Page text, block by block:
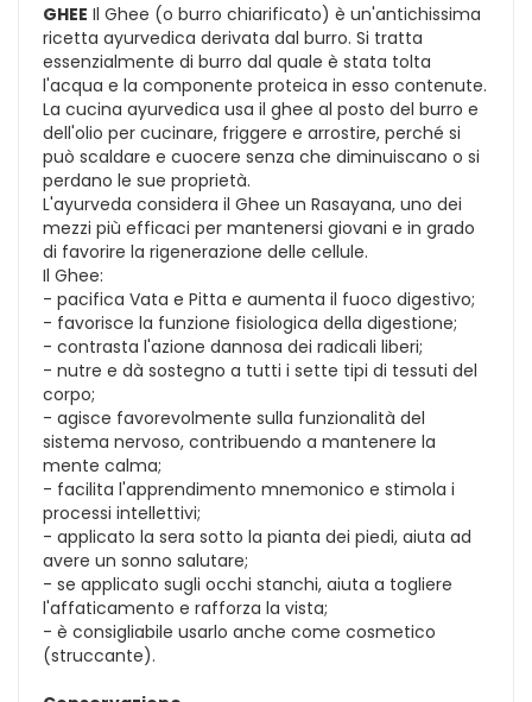
GHEE Il Ghee (o burro chiarificato) è un'antichissima
ricetta ayurvedica derivata dal burro. Si tratta
essenzialmente di burro dal quale è stata tolta
l'acqua e la componente proteica in esso contenute.
La cucina ayurvedica usa il ghee al posto del burro e
dell'olio per cucinare, friggere e arrostire, perché si
può scaldare e cuocere senza che diminuiscano o si
perdano le sue proprietà.
L'ayurveda considera il Ghee un Rasayana, uno dei
mezzi più efficaci per mantenersi giovani e in grado
di favorire la rigenerazione delle cellule.
Il Ghee:
- pacifica Vata e Pitta e aumenta il fuoco digestivo;
- favorisce la funzione fisiologica della digestione;
- contrasta l'azione dannosa dei radicali liberi;
- nutre e dà sostegno a tutti i sette tipi di tessuti del
corpo;
- agisce favorevolmente sulla funzionalità del
sistema nervoso, contribuendo a mantenere la
mente calma;
- facilita l'apprendimento mnemonico e stimola i
processi intellettivi;
- applicato la sera sotto la pianta dei piedi, aiuta ad
avere un sonno salutare;
- se applicato sugli occhi stanchi, aiuta a togliere
l'affaticamento e rafforza la vista;
- è consigliabile usarlo anche come cosmetico
(struccante).